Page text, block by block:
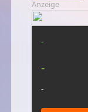
Anzeige
-
-
-